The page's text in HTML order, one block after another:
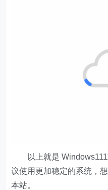
以上就是
议使用更加稳定的系统，
本站。